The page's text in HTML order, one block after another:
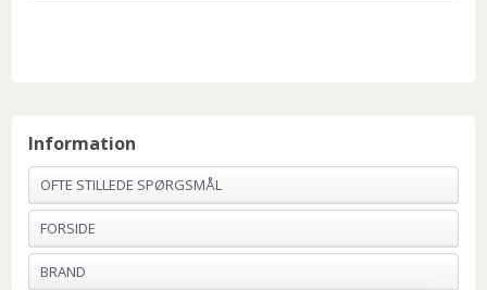
Information
OFTE STILLEDE SPØRGSMÅL
FORSIDE
BRAND